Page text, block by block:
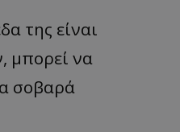
της είναι
μπορεί να
σοβαρά